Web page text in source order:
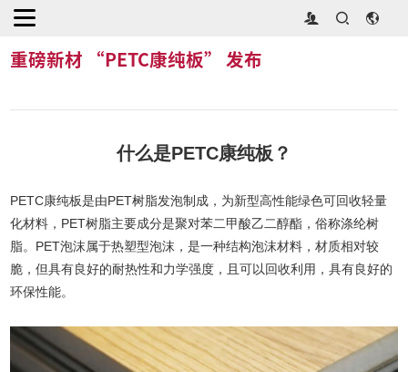
首页
重磅新材 “PETC康纯板” 发布
什么是PETC康纯板？
PETC康纯板是由PET树脂发泡制成，为新型高性能绿色可回收轻量
化材料，PET树脂主要成分是聚对苯二甲酸乙二醇酯，俗称涤纶树
脂。PET泡沫属于热塑型泡沫，是一种结构泡沫材料，材质相对较
脆，但具有良好的耐热性和力学强度，且可以回收利用，具有良好的
环保性能。